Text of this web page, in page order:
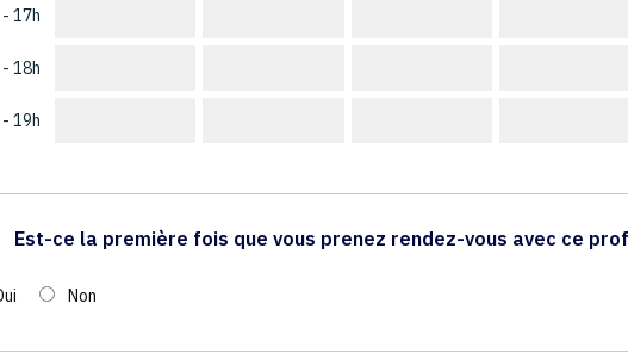
17h
18h
19h
Est-ce la première fois que vous prenez rendez-vous avec ce
Non